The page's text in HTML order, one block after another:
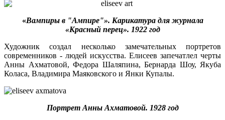
«Вампиры в "Ампире"». Карикатура для журнала
«Красный перец». 1922 год
Художник создал несколько замечательных портретов
современников - людей искусства. Елисеев запечатлел черты
Анны Ахматовой, Федора Шаляпина, Бернарда Шоу, Якуба
Коласа, Владимира Маяковского и Янки Купалы.
Портрет Анны Ахматовой. 1928 год